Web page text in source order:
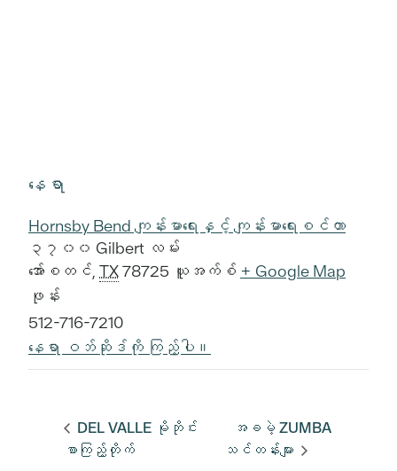
နေရာ
Hornsby Bend ကျန်းမာရေးနှင့် ကျန်းမာရေးစင်တာ
၃၇၀၀ Gilbert လမ်း
အော်စတင်, TX78725 ယူအက်စ် + Google Map
ဖုန်း
512-716-7210
နေရာ ဝဘ်ဆိုဒ်ကို ကြည့်ပါ။
DEL VALLE မိုဘိုင်း
စာကြည့်တိုက်
အခမဲ့ ZUMBA
သင်တန်းများ